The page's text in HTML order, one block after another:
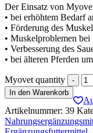
Der Einsatz von
• bei erhöhtem Bedarf
• Förderung des
• Muskelproblemen
• Verbesserung des
• bei älteren Pferden
Myovet quantity
In den Warenkorb
Artikelnummer: 39